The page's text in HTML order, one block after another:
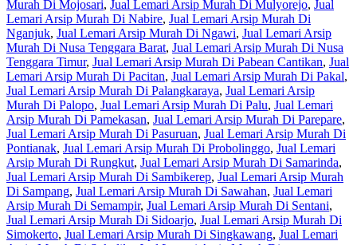
Murah Di Mojosari, Jual Lemari Arsip Murah Di Mulyorejo, Jual
Lemari Arsip Murah Di Nabire, Jual Lemari Arsip Murah Di
Nganjuk, Jual Lemari Arsip Murah Di Ngawi, Jual Lemari Arsip
Murah Di Nusa Tenggara Barat, Jual Lemari Arsip Murah Di Nusa
Tenggara Timur, Jual Lemari Arsip Murah Di Pabean Cantikan, Jual
Lemari Arsip Murah Di Pacitan, Jual Lemari Arsip Murah Di Pakal,
Jual Lemari Arsip Murah Di Palangkaraya, Jual Lemari Arsip
Murah Di Palopo, Jual Lemari Arsip Murah Di Palu, Jual Lemari
Arsip Murah Di Pamekasan, Jual Lemari Arsip Murah Di Parepare,
Jual Lemari Arsip Murah Di Pasuruan, Jual Lemari Arsip Murah Di
Pontianak, Jual Lemari Arsip Murah Di Probolinggo, Jual Lemari
Arsip Murah Di Rungkut, Jual Lemari Arsip Murah Di Samarinda,
Jual Lemari Arsip Murah Di Sambikerep, Jual Lemari Arsip Murah
Di Sampang, Jual Lemari Arsip Murah Di Sawahan, Jual Lemari
Arsip Murah Di Semampir, Jual Lemari Arsip Murah Di Sentani,
Jual Lemari Arsip Murah Di Sidoarjo, Jual Lemari Arsip Murah Di
Simokerto, Jual Lemari Arsip Murah Di Singkawang, Jual Lemari